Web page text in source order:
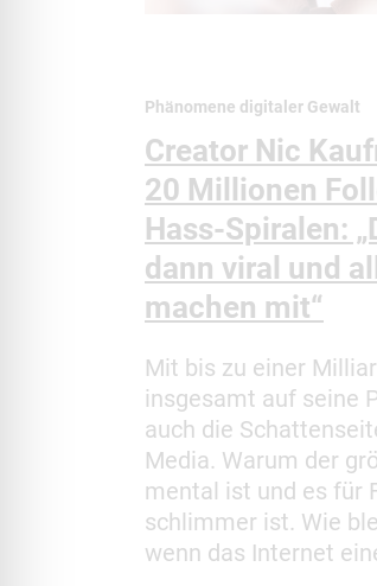
Phänomene digitaler Gewalt
Creator Nic
20 Millionen
Hass-Spiralen:
dann viral und
machen mit“
Mit bis zu einer
insgesamt auf seine
auch die
Media. Warum der
mental ist und es für
schlimmer ist. Wie
wenn das Internet